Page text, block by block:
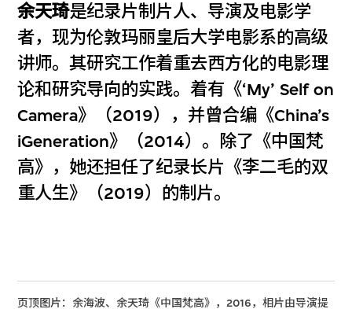
余天琦是纪录片制片人、导演及电影学
者，现为伦敦玛丽皇后大学电影系的高级
讲师。其研究工作着重去西方化的电影理
论和研究导向的实践。着有《‘My’ Self on
Camera》（2019），并曾合编《China’s
iGeneration》（2014）。除了《中国梵
高》，她还担任了纪录长片《李二毛的双
重人生》（2019）的制片。
页顶图片：余海波、余天琦《中国梵高》，2016，相片由导演提